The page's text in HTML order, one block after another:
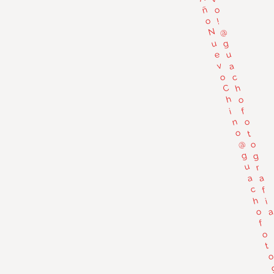
o
!
@
g
u
a
c
h
o
f
o
t
o
g
r
a
f
i
a
ñ
o
N
u
e
v
o
C
h
i
n
o
@
g
u
a
c
h
o
f
o
t
o